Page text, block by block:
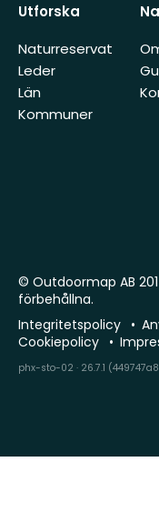
Utforska
Naturreservat
Leder
Län
Kommuner
© Outdoormap AB
förbehållna.
Integritetspolicy
Cookiepolicy
phx-sto-02 · 26.7.1